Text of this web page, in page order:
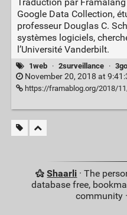
Google Data Collection,
professeur Douglas C.
systèmes logiciels,
l’Université Vanderbilt.
1web · 2surveillance ·
November 20, 2018 at
https://framablog.org/2018/11/
Shaarli · The
database free,
community ·